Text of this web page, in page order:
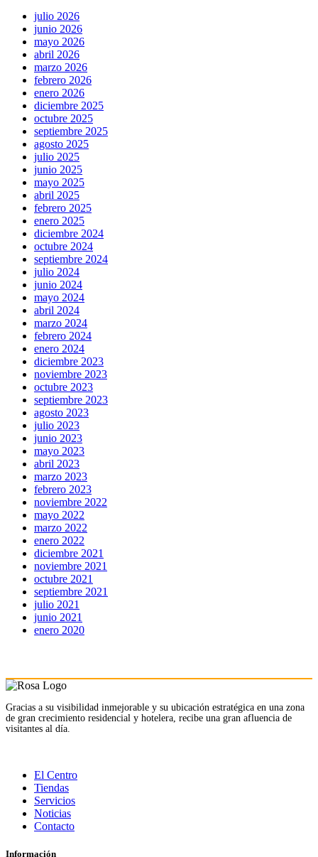
julio 2026
junio 2026
mayo 2026
abril 2026
marzo 2026
febrero 2026
enero 2026
diciembre 2025
octubre 2025
septiembre 2025
agosto 2025
julio 2025
junio 2025
mayo 2025
abril 2025
febrero 2025
enero 2025
diciembre 2024
octubre 2024
septiembre 2024
julio 2024
junio 2024
mayo 2024
abril 2024
marzo 2024
febrero 2024
enero 2024
diciembre 2023
noviembre 2023
octubre 2023
septiembre 2023
agosto 2023
julio 2023
junio 2023
mayo 2023
abril 2023
marzo 2023
febrero 2023
noviembre 2022
mayo 2022
marzo 2022
enero 2022
diciembre 2021
noviembre 2021
octubre 2021
septiembre 2021
julio 2021
junio 2021
enero 2020
Gracias a su visibilidad inmejorable y su ubicación estratégica en una zona
de gran crecimiento residencial y hotelera, recibe una gran afluencia de
visitantes al día.
El Centro
Tiendas
Servicios
Noticias
Contacto
Información